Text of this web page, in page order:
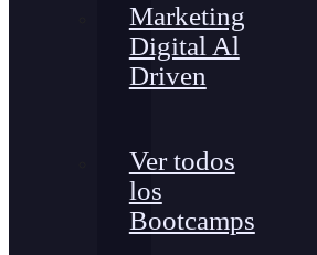
Marketing
Digital Al
Driven
Ver todos
los
Bootcamps